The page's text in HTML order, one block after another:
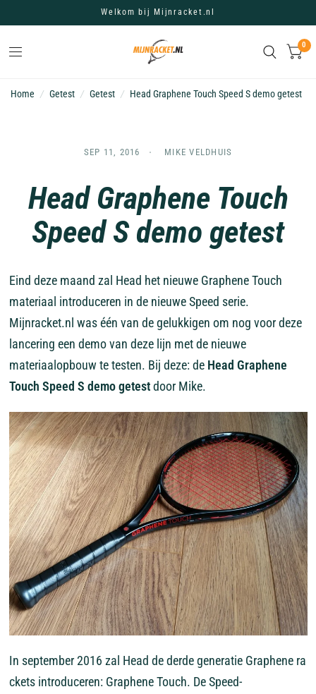
Welkom bij Mijnracket.nl
0
Home / Getest / Getest / Head Graphene Touch Speed S demo getest
SEP 11, 2016 MIKE VELDHUIS
Head Graphene Touch
Speed S demo getest
Eind deze maand zal Head het nieuwe Graphene Touch
materiaal introduceren in de nieuwe Speed serie.
Mijnracket.nl was één van de gelukkigen om nog voor deze
lancering een demo van deze lijn met de nieuwe
materiaalopbouw te testen. Bij deze: de Head Graphene
Touch Speed S demo getestdoor Mike.
In september 2016 zal Head de derde generatie Graphene ra
ckets introduceren: Graphene Touch. De Speed-